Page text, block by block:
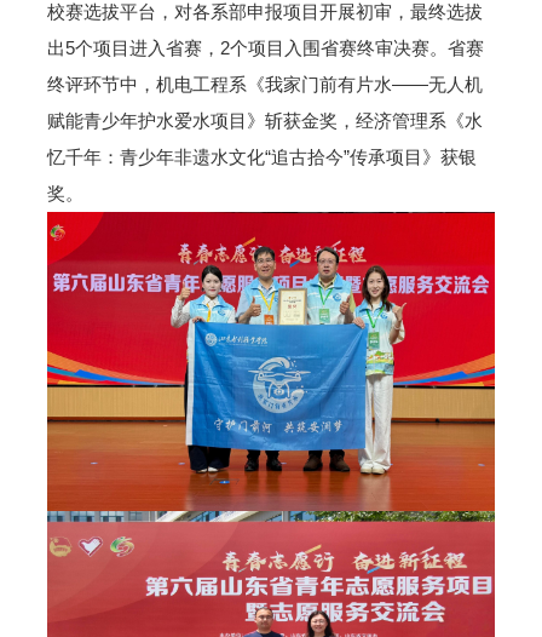
校赛选拔平台，对各系部申报项目开展初审，最终选拔
出5个项目进入省赛，2个项目入围省赛终审决赛。省赛
终评环节中，机电工程系《我家门前有片水——无人机
赋能青少年护水爱水项目》斩获金奖，经济管理系《水
忆千年：青少年非遗水文化“追古拾今”传承项目》获银
奖。